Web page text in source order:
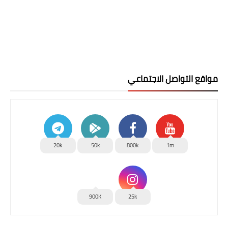
مواقع التواصل الاجتماعي
1m
800k
50k
20k
25k
900K